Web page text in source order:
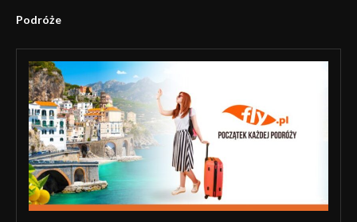
Podróże